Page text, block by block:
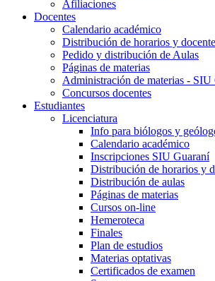
Afiliaciones
Docentes
Calendario académico
Distribución de horarios y
Pedido y distribución de Aulas
Páginas de materias
Administración de materias - SIU
Concursos docentes
Estudiantes
Licenciatura
Info para biólogos y
Calendario académico
Inscripciones SIU Guaraní
Distribución de horarios y
Distribución de aulas
Páginas de materias
Cursos on-line
Hemeroteca
Finales
Plan de estudios
Materias optativas
Certificados de examen